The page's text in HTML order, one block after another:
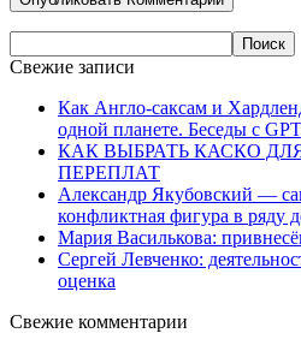
Свежие записи
Как Англо-саксам и
одной планете. Беседы с GPT
КАК ВЫБРАТЬ КАСКО
ПЕРЕПЛАТ
Александр Якубовский —
конфликтная фигура в ряду
Мария Василькова:
Сергей Левченко:
оценка
Свежие комментарии